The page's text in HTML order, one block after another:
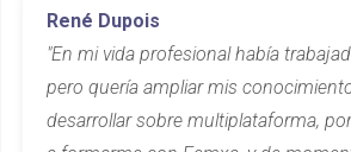
René Dupois
"En mi vida profesional había
pero quería ampliar mis
desarrollar sobre multiplataforma,